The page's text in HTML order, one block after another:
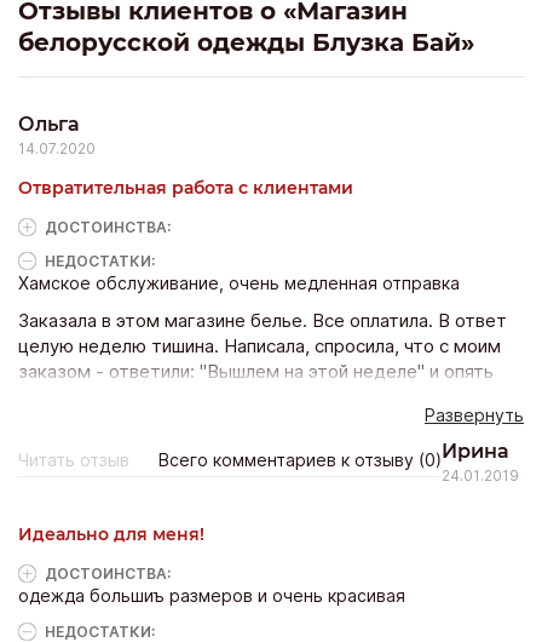
Отзывы клиентов о «Магазин
белорусской одежды Блузка Бай»
Ольга
14.07.2020
Отвратительная работа с клиентами
ДОСТОИНCТВА:
НЕДОСТАТКИ:
Хамское обслуживание, очень медленная отправка
Заказала в этом магазине белье. Все оплатила. В ответ
целую неделю тишина. Написала, спросила, что с моим
заказом - ответили: "Вышлем на этой неделе" и опять
мне в очень прямой форме написали, что мой заказ
отправлен, а если что, то за пересылку денег при
отмене заказа мне никто возвращать не будет. А это 22
получила номер отслеживания моей посылки, которая
была в субботу отправлена. Через 10 дней после
оплаты!!!! Если уж, уважаемые сотрудники Блузка Бай,
вы берете такие деньги за пересылку, то можно быть
порасторопней.
Развернуть
Читать отзыв Всего комментариев к отзыву (0)Ирина
24.01.2019
Идеально для меня!
ДОСТОИНCТВА:
одежда большиъ размеров и очень красивая
НЕДОСТАТКИ: